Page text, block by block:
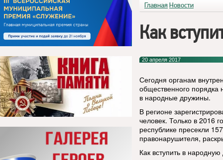
Главная Новости
Как
20 апреля 2017
Сегодня органам
общественного порядка
в народные дружины.
В регионе
человек. Только в 2016
республике пресекли
правонарушителя,
Как вступить в